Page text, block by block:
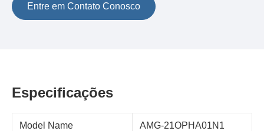
Entre em Contato Conosco
Especificações
Model Name AMG-21OPHA01N1